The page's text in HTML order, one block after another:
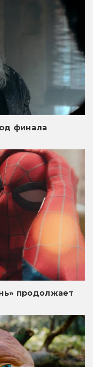
финала
продолжает